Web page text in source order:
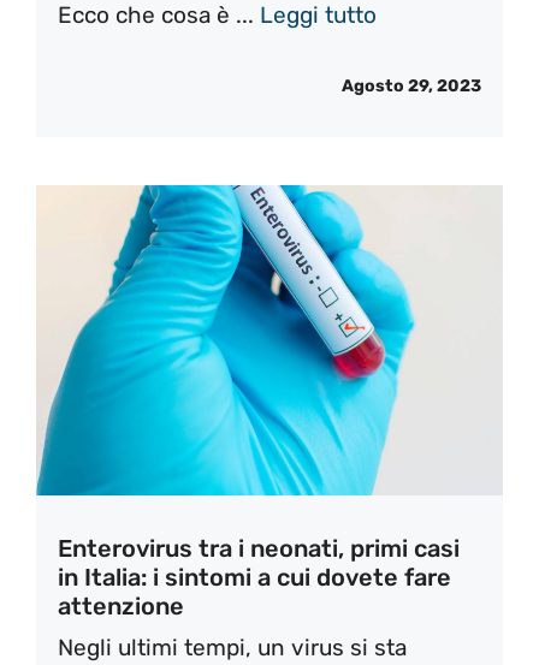
Ecco che cosa è ... Leggi tutto
Agosto 29, 2023
Enterovirus tra i neonati, primi casi
in Italia: i sintomi a cui dovete fare
attenzione
Negli ultimi tempi, un virus si sta